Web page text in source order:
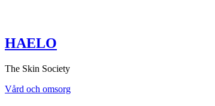
HAELO
The Skin Society
Vård och omsorg